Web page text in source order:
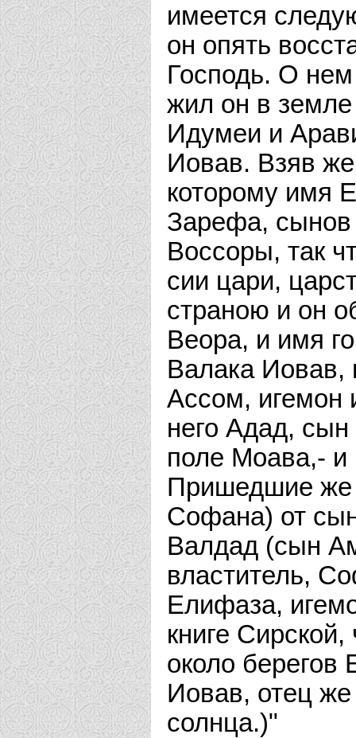
имеется
он опять
Господь. О нем
жил он в земле
Идумеи и
Иовав. Взяв
которому имя
Зарефа,
Воссоры, так
сии цари,
страною и он
Веора, и имя
Валака Иовав,
Ассом, игемон
него Адад,
поле Моава,- и
Пришедшие же
Софана) от
Валдад (сын
властитель,
Елифаза,
книге
около
Иовав, отец
солнца.)"